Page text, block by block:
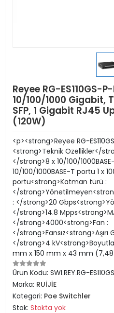
Reyee RG-ES110GS-
10/100/1000 Gigabit,
SFP, 1 Gigabit RJ45
(120W)
<p><strong>Reyee RG-
<strong>Teknik Özellikler</
</strong>8 x 10/100/
10/100/1000BASE-T portu 1 x
portu<strong>Katman türü :
</
: </strong>20
</strong>14.8
</strong>4000<strong>Fan :
</strong>Fansız<strong>Aşırı
</strong>4
mm x 150 mm x 43 mm
Ürün Kodu: SWI.REY.RG-
Marka: RUİJİE
Kategori: Poe Switchler
Stok: Stokta yok